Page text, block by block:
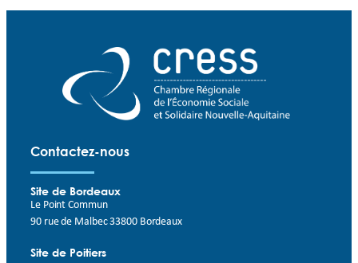
Contactez-nous
Site de Bordeaux
Le Point Commun
90 rue de Malbec 33800 Bordeaux
Site de Poitiers